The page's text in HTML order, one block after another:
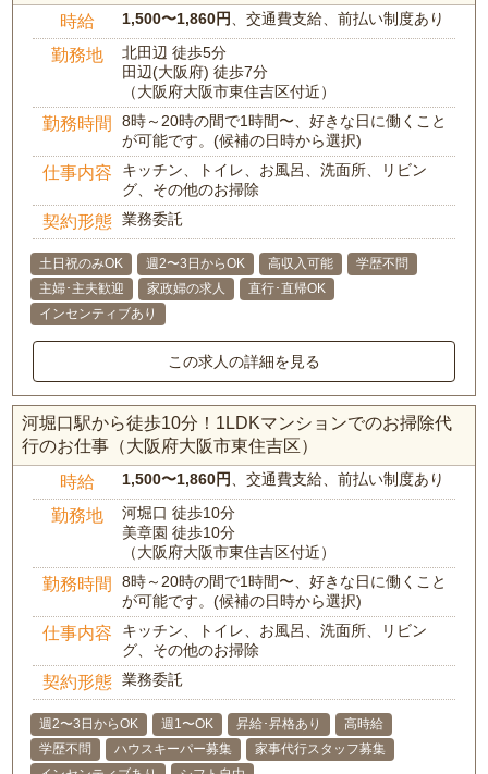
時給 1,500〜1,860円 、交通費支給、前払い制度あり
勤務地
北田辺 徒歩5分
田辺(大阪府) 徒歩7分
（大阪府大阪市東住吉区付近）
勤務時間
8時～20時の間で1時間〜、好きな日に働くこと
が可能です。(候補の日時から選択)
仕事内容
キッチン、トイレ、お風呂、洗面所、リビン
グ、その他のお掃除
契約形態 業務委託
土日祝のみOK 週2〜3日からOK 高収入可能
学歴不問
主婦･主夫歓迎
家政婦の求人
直行･直帰OK
インセンティブあり
この求人の詳細を見る
河堀口駅から徒歩10分！1LDKマンションでのお掃除代
行のお仕事（大阪府大阪市東住吉区）
時給 1,500〜1,860円 、交通費支給、前払い制度あり
勤務地
河堀口 徒歩10分
美章園 徒歩10分
（大阪府大阪市東住吉区付近）
勤務時間
8時～20時の間で1時間〜、好きな日に働くこと
が可能です。(候補の日時から選択)
仕事内容
キッチン、トイレ、お風呂、洗面所、リビン
グ、その他のお掃除
契約形態 業務委託
週2〜3日からOK 週1〜OK 昇給･昇格あり
高時給
学歴不問
ハウスキーパー募集
家事代行スタッフ募集